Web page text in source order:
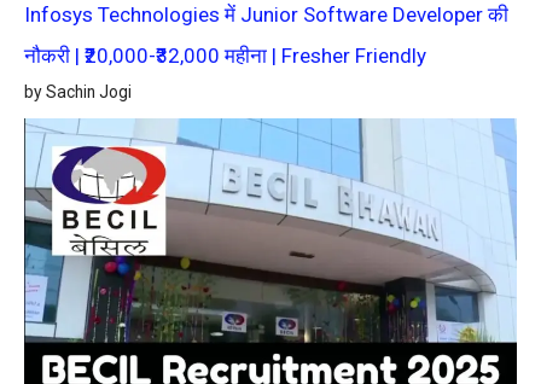
Infosys Technologies में Junior Software Developer की
नौकरी | ₹20,000-₹32,000 महीना | Fresher Friendly
by Sachin Jogi